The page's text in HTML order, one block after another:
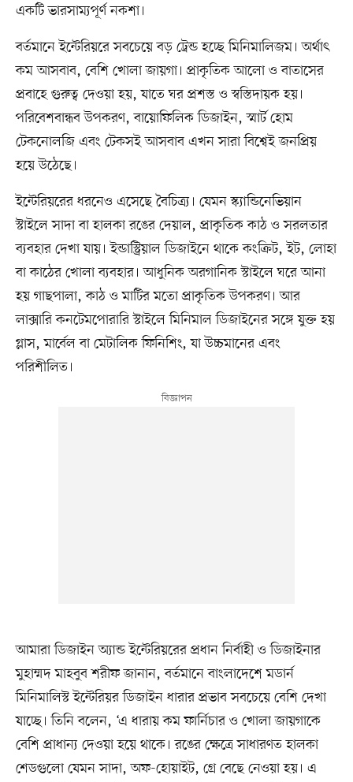
একটি ভারসাম্যপূর্ণ নকশা।
বর্তমানে ইন্টেরিয়রে সবচেয়ে বড় ট্রেন্ড হচ্ছে মিনিমালিজম। অর্থাৎ
কম আসবাব, বেশি খোলা জায়গা। প্রাকৃতিক আলো ও বাতাসের
প্রবাহে গুরুত্ব দেওয়া হয়, যাতে ঘর প্রশস্ত ও স্বস্তিদায়ক হয়।
পরিবেশবান্ধব উপকরণ, বায়োফিলিক ডিজাইন, স্মার্ট হোম
টেকনোলজি এবং টেকসই আসবাব এখন সারা বিশ্বেই জনপ্রিয়
হয়ে উঠেছে।
ইন্টেরিয়রের ধরনেও এসেছে বৈচিত্র্য। যেমন স্ক্যান্ডিনেভিয়ান
স্টাইলে সাদা বা হালকা রঙের দেয়াল, প্রাকৃতিক কাঠ ও সরলতার
ব্যবহার দেখা যায়। ইন্ডাস্ট্রিয়াল ডিজাইনে থাকে কংক্রিট, ইট, লোহা
বা কাঠের খোলা ব্যবহার। আধুনিক অরগানিক স্টাইলে ঘরে আনা
হয় গাছপালা, কাঠ ও মাটির মতো প্রাকৃতিক উপকরণ। আর
লাক্সারি কনটেমপোরারি স্টাইলে মিনিমাল ডিজাইনের সঙ্গে যুক্ত হয়
গ্লাস, মার্বেল বা মেটালিক ফিনিশিং, যা উচ্চমানের এবং
পরিশীলিত।
আমারা ডিজাইন অ্যান্ড ইন্টেরিয়রের প্রধান নির্বাহী ও ডিজাইনার
মুহাম্মদ মাহবুব শরীফ জানান, বর্তমানে বাংলাদেশে মডার্ন
মিনিমালিস্ট ইন্টেরিয়র ডিজাইন ধারার প্রভাব সবচেয়ে বেশি দেখা
যাচ্ছে। তিনি বলেন, ‘এ ধারায় কম ফার্নিচার ও খোলা জায়গাকে
বেশি প্রাধান্য দেওয়া হয়ে থাকে। রঙের ক্ষেত্রে সাধারণত হালকা
শেডগুলো যেমন সাদা, অফ-হোয়াইট, গ্রে বেছে নেওয়া হয়। এ